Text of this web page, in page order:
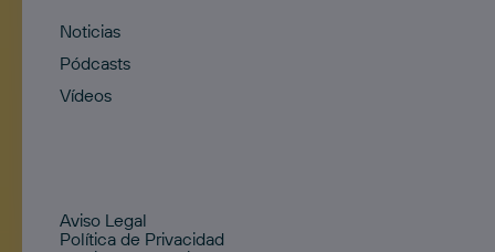
Noticias
Pódcasts
Vídeos
Aviso Legal
Política de Privacidad